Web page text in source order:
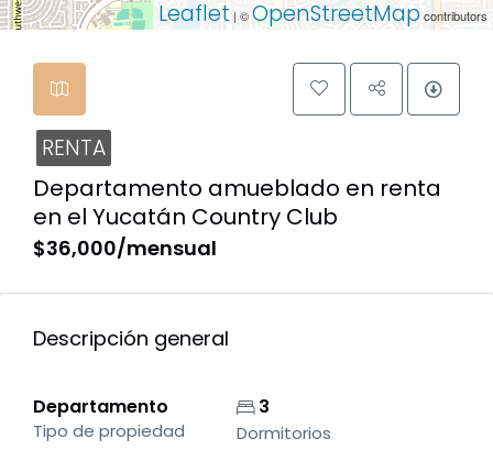
Leaflet | ©OpenStreetMap contributors
RENTA
Departamento amueblado en renta
en el Yucatán Country Club
$36,000/mensual
Descripción general
Departamento
Tipo de propiedad
3
Dormitorios